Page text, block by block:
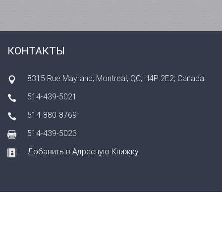
КОНТАКТЫ
8315 Rue Mayrand, Montreal, QC, H4P 2E2, Canada
514-439-5021
514-880-8769
514-439-5023
Добавить в Адресную Книжку